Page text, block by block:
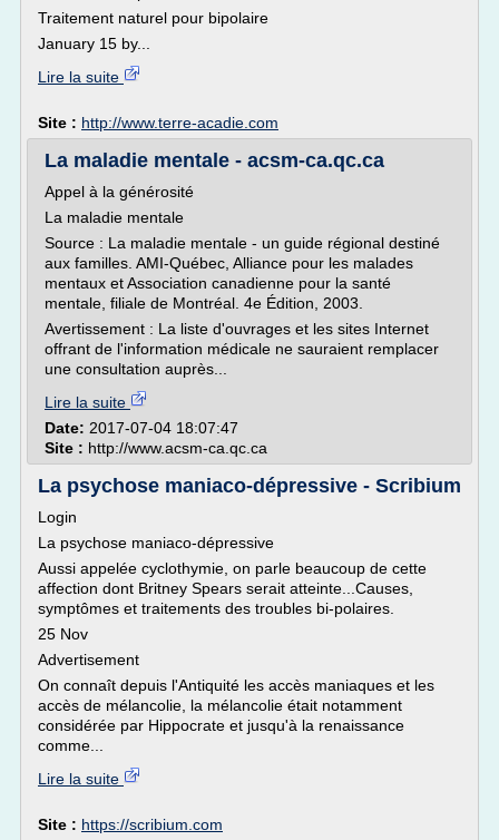
Traitement naturel pour bipolaire
January 15 by...
Lire la suite
Site : http://www.terre-acadie.com
La maladie mentale - acsm-ca.qc.ca
Appel à la générosité
La maladie mentale
Source : La maladie mentale - un guide régional destiné
aux familles. AMI-Québec, Alliance pour les malades
mentaux et Association canadienne pour la santé
mentale, filiale de Montréal. 4e Édition, 2003.
Avertissement : La liste d'ouvrages et les sites Internet
offrant de l'information médicale ne sauraient remplacer
une consultation auprès...
Lire la suite
Date: 2017-07-04 18:07:47
Site : http://www.acsm-ca.qc.ca
La psychose maniaco-dépressive - Scribium
Login
La psychose maniaco-dépressive
Aussi appelée cyclothymie, on parle beaucoup de cette
affection dont Britney Spears serait atteinte...Causes,
symptômes et traitements des troubles bi-polaires.
25 Nov
Advertisement
On connaît depuis l'Antiquité les accès maniaques et les
accès de mélancolie, la mélancolie était notamment
considérée par Hippocrate et jusqu'à la renaissance
comme...
Lire la suite
Site : https://scribium.com